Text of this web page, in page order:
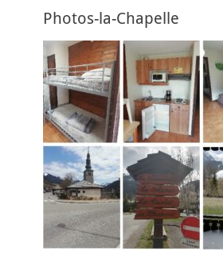
Photos-la-Chapelle